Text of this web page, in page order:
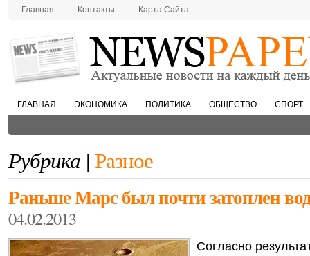
Главная Контакты Карта Сайта
ГЛАВНАЯ ЭКОНОМИКА ПОЛИТИКА ОБЩЕСТВО СПОРТ
Рубрика | Разное
Раньше Марс был почти затоплен
04.02.2013
Согласно